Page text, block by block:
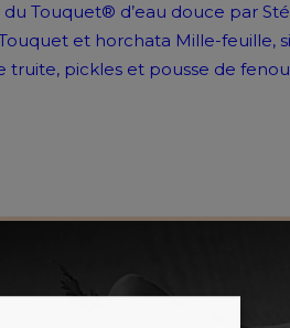
du Touquet® d’eau douce par
et horchata Mille-feuille,
pickles et pousse de